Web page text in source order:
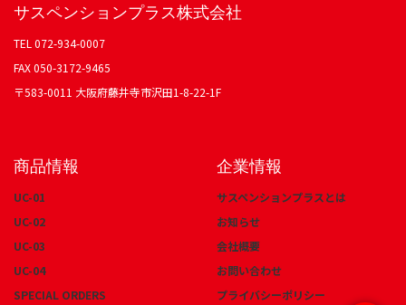
サスペンションプラス株式会社
TEL 072-934-0007
FAX 050-3172-9465
〒583-0011 大阪府藤井寺市沢田1-8-22-1F
商品情報
UC-01
UC-02
UC-03
UC-04
SPECIAL ORDERS
企業情報
サスペンションプラスとは
お知らせ
会社概要
お問い合わせ
プライバシーポリシー